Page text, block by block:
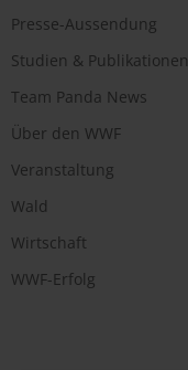
Presse-Aussendung
Studien & Publikationen
Team Panda News
Über den WWF
Veranstaltung
Wald
Wirtschaft
WWF-Erfolg